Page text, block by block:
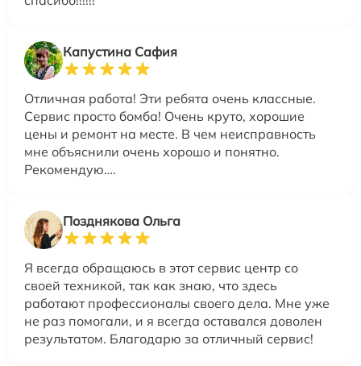
Капустина Сафия
Отличная работа! Эти ребята очень классные.
Сервис просто бомба! Очень круто, хорошие
цены и ремонт на месте. В чем неисправность
мне объяснили очень хорошо и понятно.
Рекомендую….
Позднякова Ольга
Я всегда обращаюсь в этот сервис центр со
своей техникой, так как знаю, что здесь
работают профессионалы своего дела. Мне уже
не раз помогали, и я всегда оставался доволен
результатом. Благодарю за отличный сервис!